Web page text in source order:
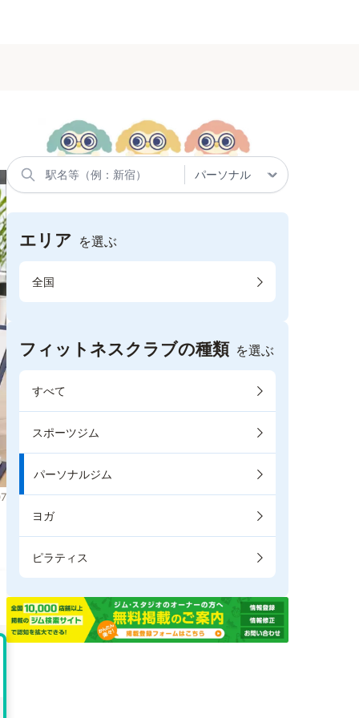
エリア を選ぶ
全国
フィットネスクラブの種類 を選ぶ
すべて
スポーツジム
パーソナルジム
ヨガ
ピラティス